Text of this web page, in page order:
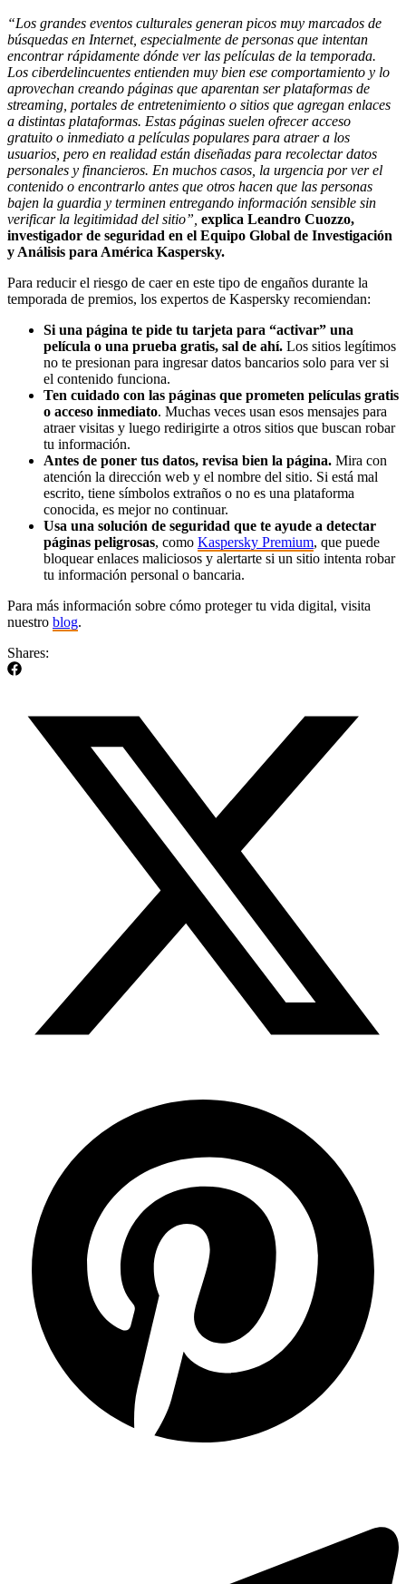
“Los grandes eventos culturales generan picos muy marcados de
búsquedas en Internet, especialmente de personas que intentan
encontrar rápidamente dónde ver las películas de la temporada.
Los ciberdelincuentes entienden muy bien ese comportamiento y lo
aprovechan creando páginas que aparentan ser plataformas de
streaming, portales de entretenimiento o sitios que agregan enlaces
a distintas plataformas. Estas páginas suelen ofrecer acceso
gratuito o inmediato a películas populares para atraer a los
usuarios, pero en realidad están diseñadas para recolectar datos
personales y financieros. En muchos casos, la urgencia por ver el
contenido o encontrarlo antes que otros hacen que las personas
bajen la guardia y terminen entregando información sensible sin
verificar la legitimidad del sitio”, explica Leandro Cuozzo,
investigador de seguridad en el Equipo Global de Investigación
y Análisis para América Kaspersky.
Para reducir el riesgo de caer en este tipo de engaños durante la
temporada de premios, los expertos de Kaspersky recomiendan:
Si una página te pide tu tarjeta para “activar” una
película o una prueba gratis, sal de ahí. Los sitios legítimos
no te presionan para ingresar datos bancarios solo para ver si
el contenido funciona.
Ten cuidado con las páginas que prometen películas gratis
o acceso inmediato. Muchas veces usan esos mensajes para
atraer visitas y luego redirigirte a otros sitios que buscan robar
tu información.
Antes de poner tus datos, revisa bien la página. Mira con
atención la dirección web y el nombre del sitio. Si está mal
escrito, tiene símbolos extraños o no es una plataforma
conocida, es mejor no continuar.
Usa una solución de seguridad que te ayude a detectar
páginas peligrosas, como Kaspersky Premium, que puede
bloquear enlaces maliciosos y alertarte si un sitio intenta robar
tu información personal o bancaria.
Para más información sobre cómo proteger tu vida digital, visita
nuestro blog.
Shares: